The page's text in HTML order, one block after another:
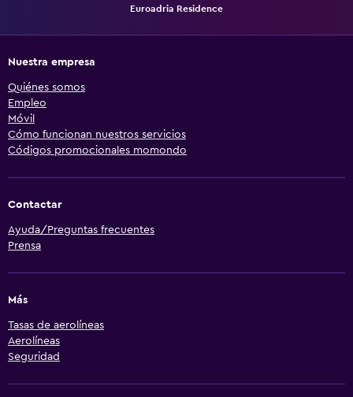
Euroadria Residence
Nuestra empresa
Quiénes somos
Empleo
Móvil
Cómo funcionan nuestros servicios
Códigos promocionales momondo
Contactar
Ayuda/Preguntas frecuentes
Prensa
Más
Tasas de aerolíneas
Aerolíneas
Seguridad